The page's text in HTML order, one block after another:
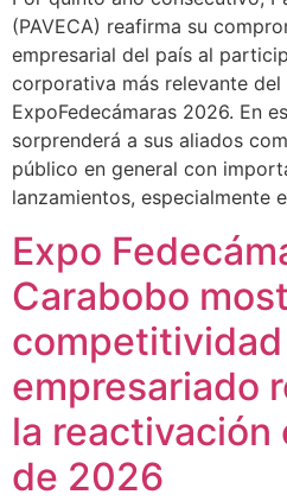
(PAVECA) reafirma su
empresarial del país al
corporativa más relevante del
ExpoFedecámaras 2026. En
sorprenderá a sus aliados
público en general con
lanzamientos, especialmente
Expo
Carabobo
empresariado
la reactivación
de 2026